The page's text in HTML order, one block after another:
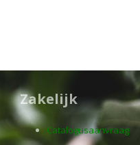
Zakelijk
Catalogusaanvraag